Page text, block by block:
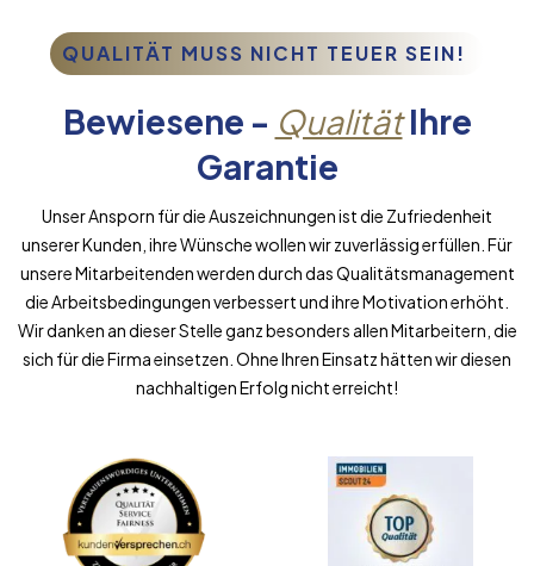
QUALITÄT MUSS NICHT TEUER SEIN!
Bewiesene - QualitätIhre
Garantie
Unser Ansporn für die Auszeichnungen ist die Zufriedenheit
unserer Kunden, ihre Wünsche wollen wir zuverlässig erfüllen. Für
unsere Mitarbeitenden werden durch das Qualitätsmanagement
die Arbeitsbedingungen verbessert und ihre Motivation erhöht.
Wir danken an dieser Stelle ganz besonders allen Mitarbeitern, die
sich für die Firma einsetzen. Ohne Ihren Einsatz hätten wir diesen
nachhaltigen Erfolg nicht erreicht!